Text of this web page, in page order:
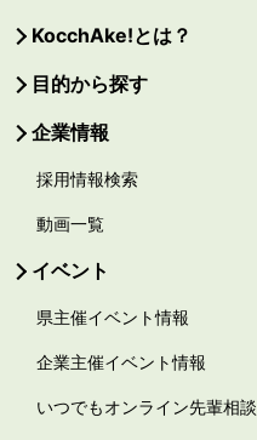
KocchAke!とは？
目的から探す
企業情報
採用情報検索
動画一覧
イベント
県主催イベント情報
企業主催イベント情報
いつでもオンライン先輩相談